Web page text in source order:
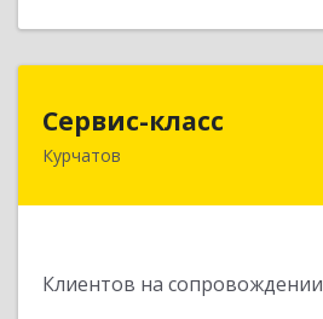
Сервис-класс
Курчатов
Клиентов на сопровождении